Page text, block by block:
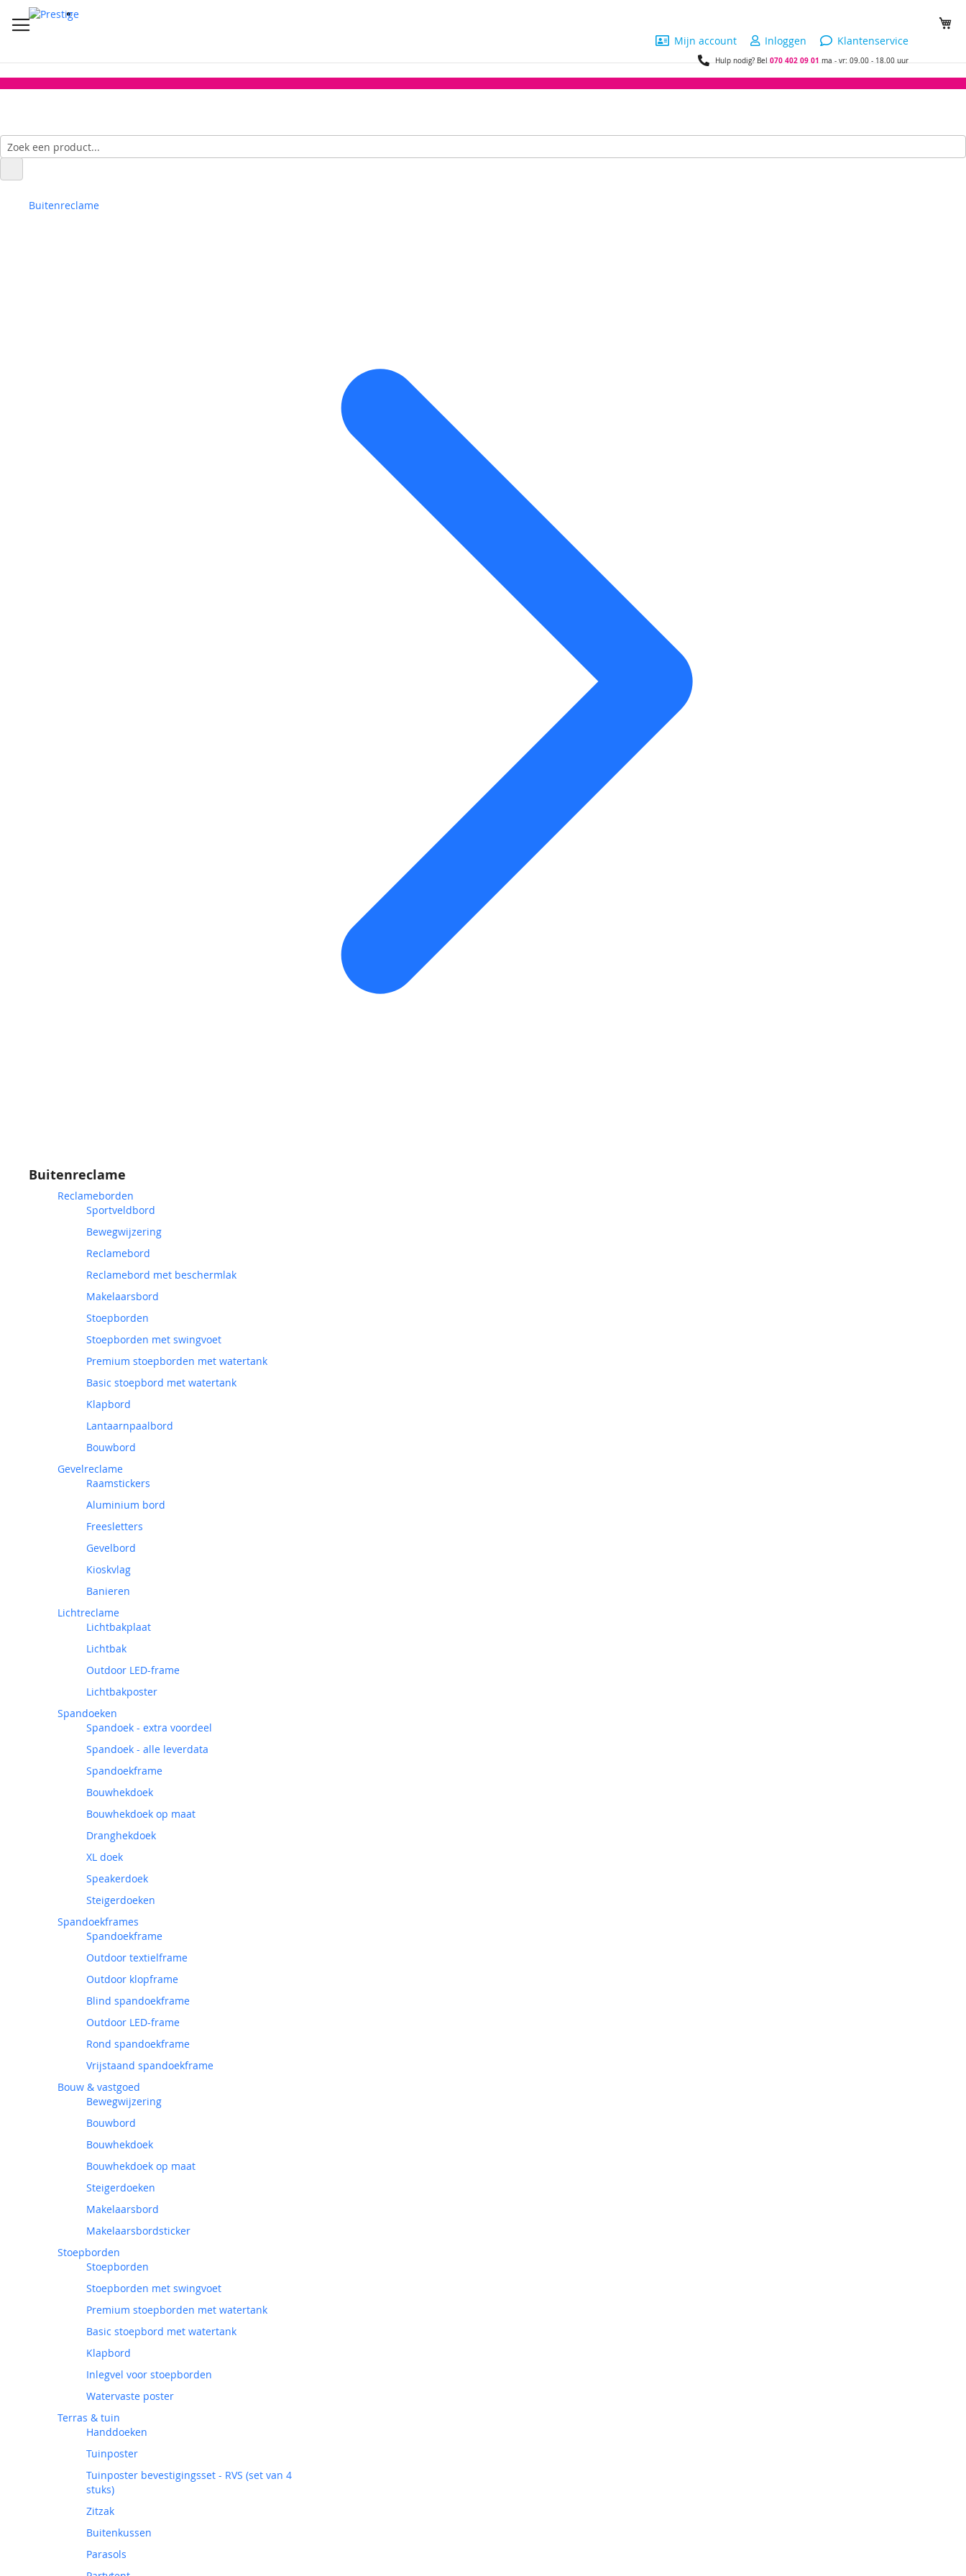
Mijn account
Inloggen Klantenservice
Hulp nodig? Bel070 402 09 01ma - vr: 09.00 - 18.00 uur
Buitenreclame
Buitenreclame
Reclameborden
Sportveldbord
Bewegwijzering
Reclamebord
Reclamebord met beschermlak
Makelaarsbord
Stoepborden
Stoepborden met swingvoet
Premium stoepborden met watertank
Basic stoepbord met watertank
Klapbord
Lantaarnpaalbord
Bouwbord
Gevelreclame
Raamstickers
Aluminium bord
Freesletters
Gevelbord
Kioskvlag
Banieren
Lichtreclame
Lichtbakplaat
Lichtbak
Outdoor LED-frame
Lichtbakposter
Spandoeken
Spandoek - extra voordeel
Spandoek - alle leverdata
Spandoekframe
Bouwhekdoek
Bouwhekdoek op maat
Dranghekdoek
XL doek
Speakerdoek
Steigerdoeken
Spandoekframes
Spandoekframe
Outdoor textielframe
Outdoor klopframe
Blind spandoekframe
Outdoor LED-frame
Rond spandoekframe
Vrijstaand spandoekframe
Bouw & vastgoed
Bewegwijzering
Bouwbord
Bouwhekdoek
Bouwhekdoek op maat
Steigerdoeken
Makelaarsbord
Makelaarsbordsticker
Stoepborden
Stoepborden
Stoepborden met swingvoet
Premium stoepborden met watertank
Basic stoepbord met watertank
Klapbord
Inlegvel voor stoepborden
Watervaste poster
Terras & tuin
Handdoeken
Tuinposter
Tuinposter bevestigingsset - RVS (set van 4
stuks)
Zitzak
Buitenkussen
Parasols